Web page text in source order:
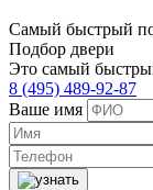
Самый быстрый
Подбор двери
Это самый
8 (495) 489-92-87
Ваше имя